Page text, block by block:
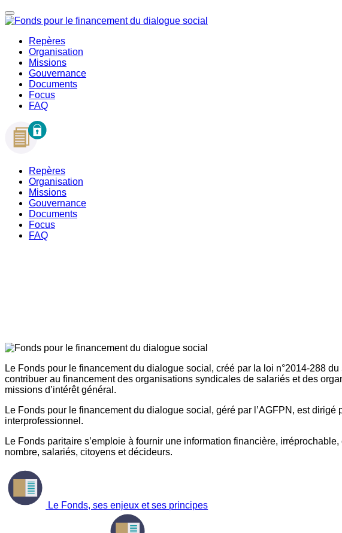
Repères
Organisation
Missions
Gouvernance
Documents
Focus
FAQ
Repères
Organisation
Missions
Gouvernance
Documents
Focus
FAQ
Le Fonds pour le financement du dialogue social, créé par la loi n°2014-288
contribuer au financement des organisations syndicales de salariés et des
missions d’intérêt général.
Le Fonds pour le financement du dialogue social, géré par l’AGFPN, est
interprofessionnel.
Le Fonds paritaire s’emploie à fournir une information financière,
nombre, salariés, citoyens et décideurs.
Le Fonds, ses enjeux et ses principes